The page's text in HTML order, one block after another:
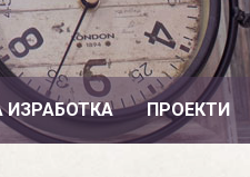
ИЗРАБОТКА ПРОЕКТИ